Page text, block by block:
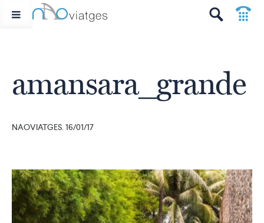
amansara_grande
NAOVIATGES. 16/01/17
t
p